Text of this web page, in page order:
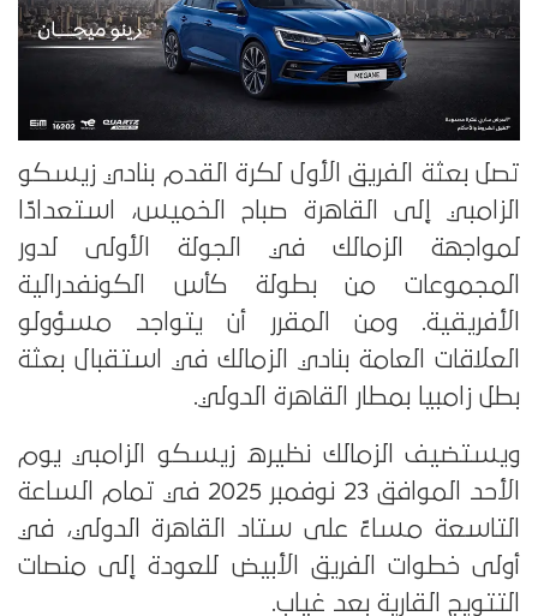
تصل بعثة الفريق الأول لكرة القدم بنادي زيسكو
الزامبي إلى القاهرة صباح الخميس، استعدادًا
لمواجهة الزمالك في الجولة الأولى لدور
المجموعات من بطولة كأس الكونفدرالية
الأفريقية. ومن المقرر أن يتواجد مسؤولو
العلاقات العامة بنادي الزمالك في استقبال بعثة
بطل زامبيا بمطار القاهرة الدولي.
ويستضيف الزمالك نظيره زيسكو الزامبي يوم
الأحد الموافق 23 نوفمبر 2025 في تمام الساعة
التاسعة مساءً على ستاد القاهرة الدولي، في
أولى خطوات الفريق الأبيض للعودة إلى منصات
التتويج القارية بعد غياب.